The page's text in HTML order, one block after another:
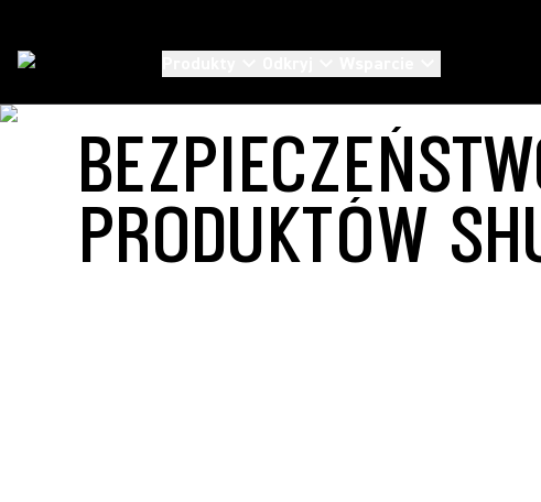
PRODUKTÓW